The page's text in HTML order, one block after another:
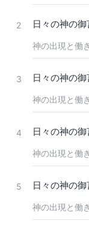
2 日々の神の
神の出現と働き
3 日々の神の
神の出現と働き
4 日々の神の
神の出現と働き
5 日々の神の
神の出現と働き